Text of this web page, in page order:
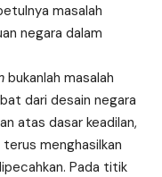
masalah
negara dalam
bukanlah masalah
dari desain negara
atas dasar keadilan,
menghasilkan
Pada titik